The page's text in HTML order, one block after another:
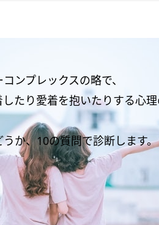
ンプレックスの略で、
たり愛着を抱いたりする心理
か、10の質問で診断します。